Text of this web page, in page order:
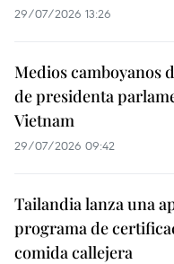
29/07/2026 13:26
Medios camboyanos
de presidenta
Vietnam
29/07/2026 09:42
Tailandia lanza una
programa de
comida callejera